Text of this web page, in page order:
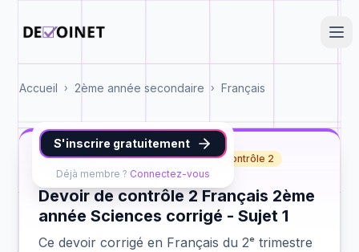
Accueil › 2ème année secondaire › Français
S'inscrire gratuitement
Déjà membre ? Connectez-vous
Français 2ème année Sciences contrôle 2
Devoir de contrôle 2 Français 2ème
année Sciences corrigé - Sujet 1
Ce devoir corrigé en Français du 2ᵉ trimestre